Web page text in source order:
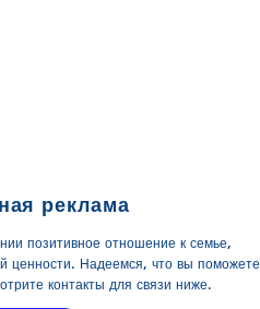
реклама
позитивное отношение к семье,
ценности. Надеемся, что вы поможете
контакты для связи ниже.